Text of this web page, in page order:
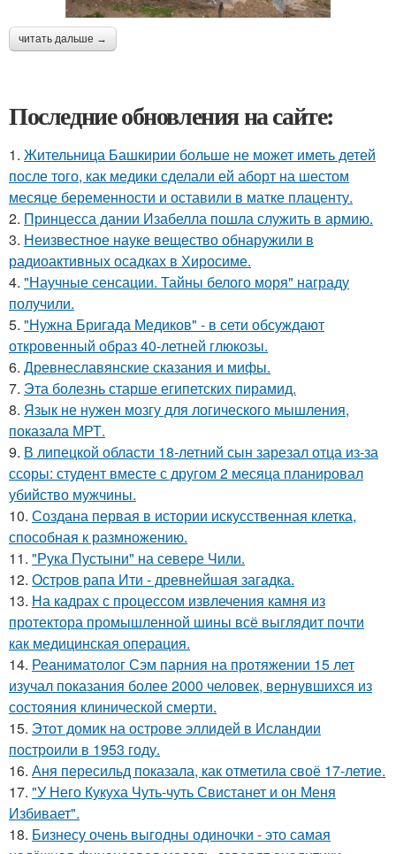
читать дальше →
Последние обновления на сайте:
1. Жительница Башкирии больше не может иметь детей
после того, как медики сделали ей аборт на шестом
месяце беременности и оставили в матке плаценту.
2. Принцесса дании Изабелла пошла служить в армию.
3. Неизвестное науке вещество обнаружили в
радиоактивных осадках в Хиросиме.
4. "Научные сенсации. Тайны белого моря" награду
получили.
5. "Нужна Бригада Медиков" - в сети обсуждают
откровенный образ 40-летней глюкозы.
6. Древнеславянские сказания и мифы.
7. Эта болезнь старше египетских пирамид.
8. Язык не нужен мозгу для логического мышления,
показала МРТ.
9. В липецкой области 18-летний сын зарезал отца из-за
ссоры: студент вместе с другом 2 месяца планировал
убийство мужчины.
10. Создана первая в истории искусственная клетка,
способная к размножению.
11. "Рука Пустыни" на севере Чили.
12. Остров рапа Ити - древнейшая загадка.
13. На кадрах с процессом извлечения камня из
протектора промышленной шины всё выглядит почти
как медицинская операция.
14. Реаниматолог Сэм парния на протяжении 15 лет
изучал показания более 2000 человек, вернувшихся из
состояния клинической смерти.
15. Этот домик на острове эллидей в Исландии
построили в 1953 году.
16. Аня пересильд показала, как отметила своё 17-летие.
17. "У Него Кукуха Чуть-чуть Свистанет и он Меня
Избивает".
18. Бизнесу очень выгодны одиночки - это самая